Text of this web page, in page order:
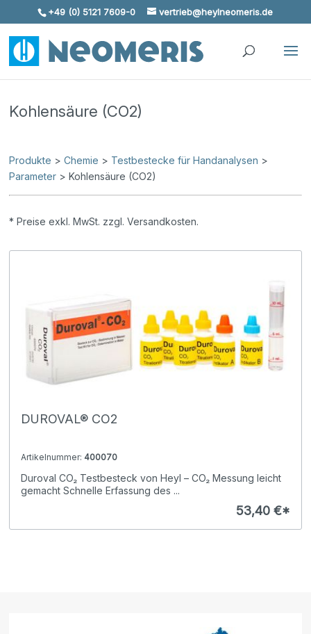
Skip To Content
+49 (0) 5121 7609-0 vertrieb@heylneomeris.de
Kohlensäure (CO2)
Produkte >Chemie > Testbestecke für Handanalysen >
Parameter > Kohlensäure (CO2)
* Preise exkl. MwSt. zzgl. Versandkosten.
DUROVAL® CO2
Artikelnummer: 400070
Duroval CO₂ Testbesteck von Heyl – CO₂ Messung leicht
gemacht Schnelle Erfassung des ...
53,40 €*